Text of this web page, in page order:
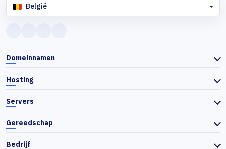
België
Domeinnamen
Hosting
Servers
Gereedschap
Bedrijf